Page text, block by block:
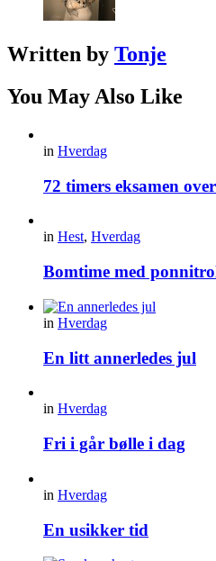
Written by Tonje
You May Also Like
in Hverdag
72 timers eksamen
in Hest, Hverdag
Bomtime med
in Hverdag
En litt annerledes jul
in Hverdag
Fri i går bølle i dag
in Hverdag
En usikker tid